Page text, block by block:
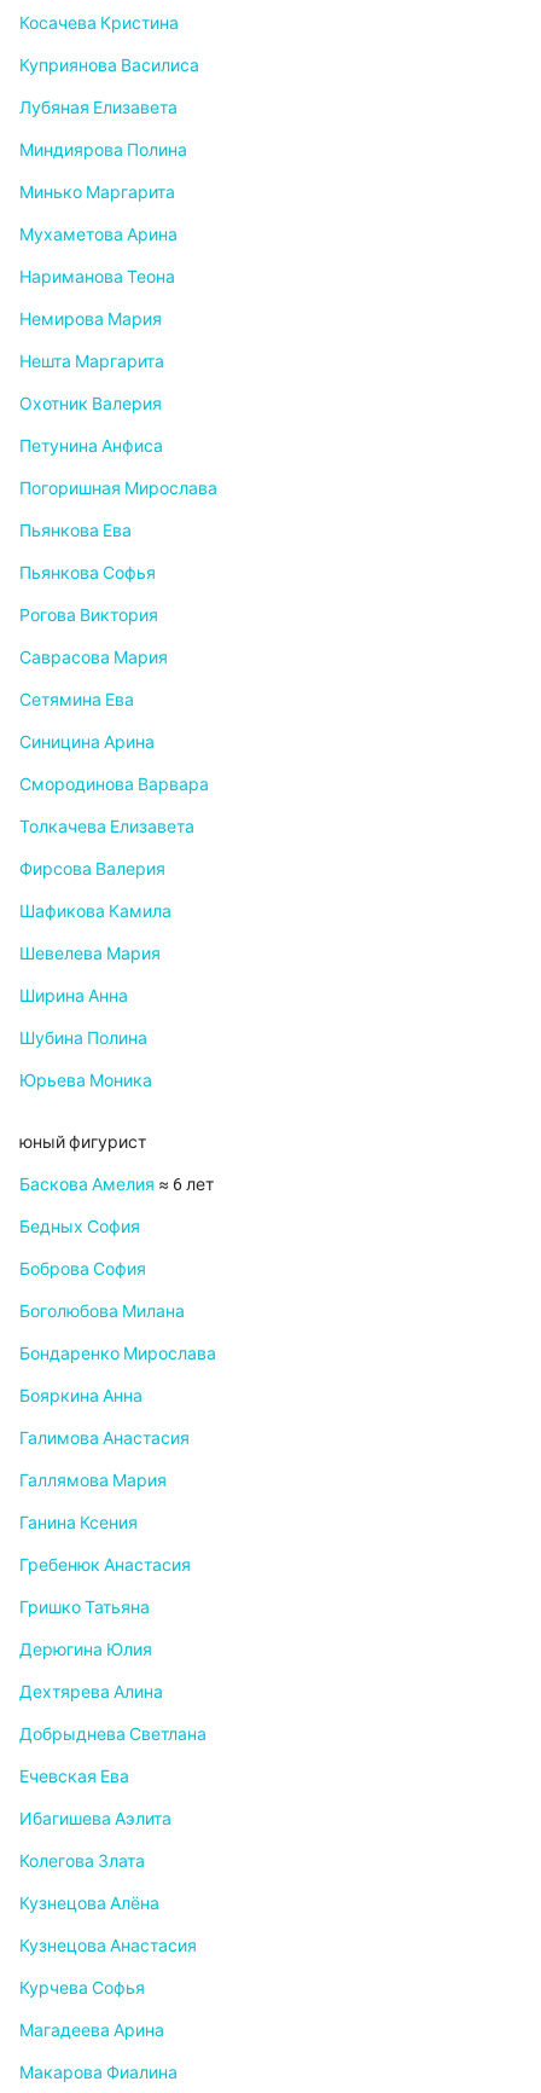
Косачева Кристина
Куприянова Василиса
Лубяная Елизавета
Миндиярова Полина
Минько Маргарита
Мухаметова Арина
Нариманова Теона
Немирова Мария
Нешта Маргарита
Охотник Валерия
Петунина Анфиса
Погоришная Мирослава
Пьянкова Ева
Пьянкова Софья
Рогова Виктория
Саврасова Мария
Сетямина Ева
Синицина Арина
Смородинова Варвара
Толкачева Елизавета
Фирсова Валерия
Шафикова Камила
Шевелева Мария
Ширина Анна
Шубина Полина
Юрьева Моника
юный фигурист
Баскова Амелия ≈ 6 лет
Бедных София
Боброва София
Боголюбова Милана
Бондаренко Мирослава
Бояркина Анна
Галимова Анастасия
Галлямова Мария
Ганина Ксения
Гребенюк Анастасия
Гришко Татьяна
Дерюгина Юлия
Дехтярева Алина
Добрыднева Светлана
Ечевская Ева
Ибагишева Аэлита
Колегова Злата
Кузнецова Алёна
Кузнецова Анастасия
Курчева Софья
Магадеева Арина
Макарова Фиалина